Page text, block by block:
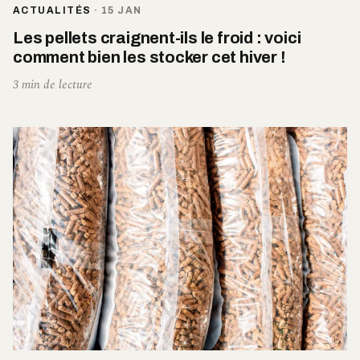
ACTUALITÉS · 15 JAN
Les pellets craignent-ils le froid : voici
comment bien les stocker cet hiver !
3 min de lecture